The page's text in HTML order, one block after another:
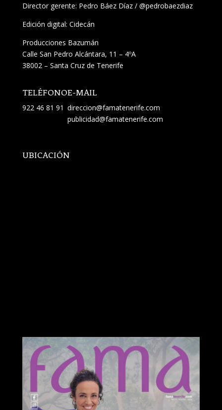
Director gerente: Pedro Báez Díaz / @pedrobaezdiaz
Edición digital: Cidecán
Producciones Bazumán
Calle San Pedro Alcántara, 11 – 4ºA
38002 – Santa Cruz de Tenerife
TELÉFONO
922 46 81 91
E-MAIL
direccion@famatenerife.com
publicidad@famatenerife.com
UBICACIÓN